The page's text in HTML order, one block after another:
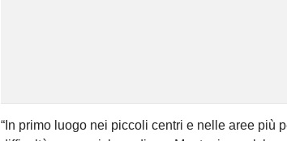
“In primo luogo nei piccoli centri e nelle aree più